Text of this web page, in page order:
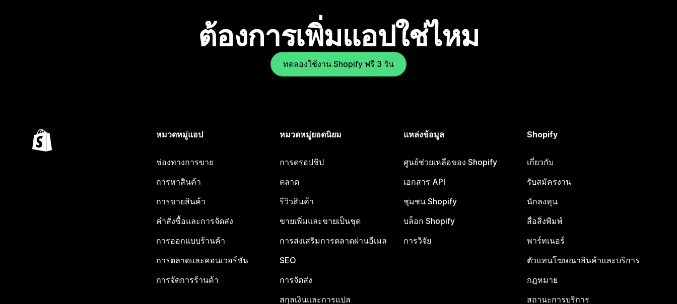
ต้องการเพิ่มแอปใช่ไหม
ทดลองใช้งาน Shopify ฟรี 3 วัน
หมวดหมู่แอป
ช่องทางการขาย
การหาสินค้า
การขายสินค้า
คำสั่งซื้อและการจัดส่ง
การออกแบบร้านค้า
การตลาดและคอนเวอร์ชัน
การจัดการร้านค้า
หมวดหมู่ยอดนิยม
การดรอปชิป
ตลาด
รีวิวสินค้า
ขายเพิ่มและขายเป็นชุด
การส่งเสริมการตลาดผ่านอีเมล
SEO
การจัดส่ง
สกุลเงินและการแปล
แหล่งข้อมูล
ศูนย์ช่วยเหลือของ Shopify
เอกสาร API
ชุมชน Shopify
บล็อก Shopify
การวิจัย
Shopify
เกี่ยวกับ
รับสมัครงาน
นักลงทุน
สื่อสิ่งพิมพ์
พาร์ทเนอร์
ตัวแทนโฆษณาสินค้าและบริการ
กฎหมาย
สถานะการบริการ